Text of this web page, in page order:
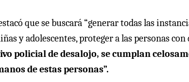
que se buscará “generar todas las
y adolescentes, proteger a las personas con
policial de desalojo, se cumplan
de estas personas”.